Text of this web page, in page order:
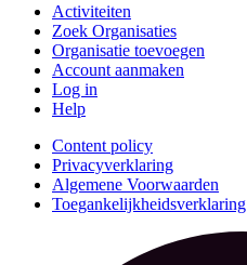
Activiteiten
Zoek Organisaties
Organisatie toevoegen
Account aanmaken
Log in
Help
Content policy
Privacyverklaring
Algemene Voorwaarden
Toegankelijkheidsverklaring